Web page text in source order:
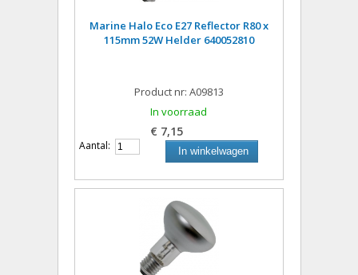
Marine Halo Eco E27 Reflector R80 x
115mm 52W Helder 640052810
Product nr: A09813
In voorraad
€ 7,15
Aantal: In winkelwagen